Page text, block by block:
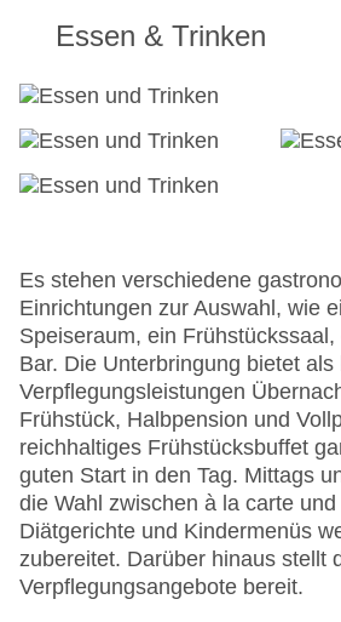
Check-out bis: 10:00:00
Konferenzraum
Garten: ohne Gebühr
Hoteleröffnung: 2005
WLAN/WiFi im Hotel
Anzahl der Aufzüge: 1
Zimmerservice
Gesamtanzahl der
Gesamtanzahl der Zimmer: 30
Zahlungsarten: American
EC Maestro, Mastercard, Visa
Landeskategorie: 3,5 Sterne
Essen & Trinken
Es stehen verschiedene
Einrichtungen zur Auswahl, wie
Speiseraum, ein
Bar. Die Unterbringung bietet als
Verpflegungsleistungen
Frühstück, Halbpension und
reichhaltiges Frühstücksbuffet
guten Start in den Tag. Mittags
die Wahl zwischen à la carte und
Diätgerichte und Kindermenüs
zubereitet. Darüber hinaus stellt
Verpflegungsangebote bereit.